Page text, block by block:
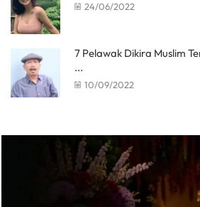
24/06/2022
7 Pelawak Dikira Muslim
...
10/09/2022